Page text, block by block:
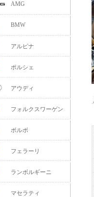
AMG
BMW
アルピナ
ポルシェ
アウディ
フォルクスワーゲン
ボルボ
フェラーリ
ランボルギーニ
マセラティ